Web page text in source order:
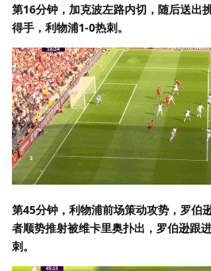
第16分钟，加克波左路内切，随后送出
得手，利物浦1-0热刺。
第45分钟，利物浦前场策动攻势，罗伯
者顺势推射被维卡里奥扑出，罗伯逊跟
刺。